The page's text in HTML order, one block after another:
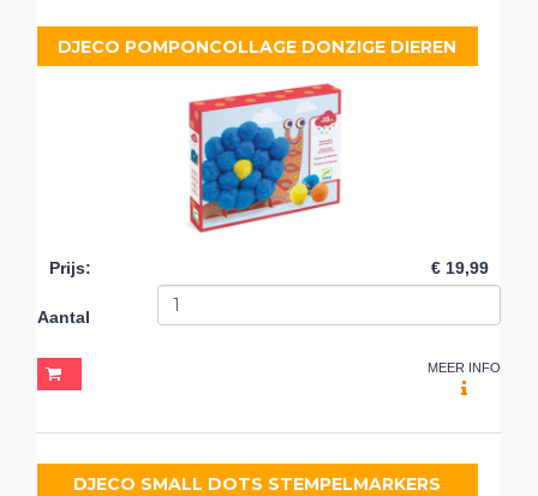
DJECO POMPONCOLLAGE DONZIGE DIEREN
Prijs: € 19,99
Aantal
MEER INFO
DJECO SMALL DOTS STEMPELMARKERS